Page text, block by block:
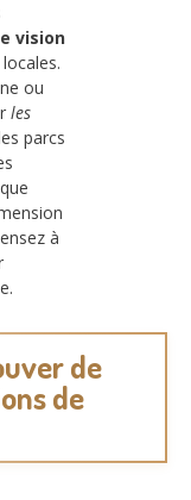
vision
ou
les
parcs
à
de
de